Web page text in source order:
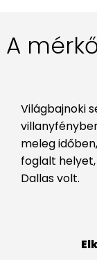
A
Világbajnoki
meleg
foglalt
Dallas volt.